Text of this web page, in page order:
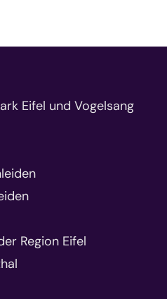
Eifel und Vogelsang
Region Eifel